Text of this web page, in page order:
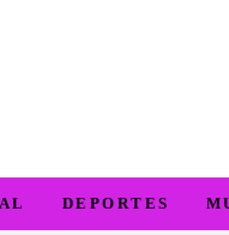
DEPORTES